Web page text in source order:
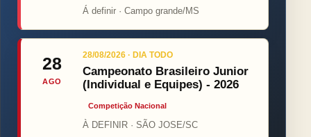
Á definir · Campo grande/MS
28
AGO
28/08/2026 · DIA TODO
Campeonato Brasileiro Junior
(Individual e Equipes) - 2026
Competição Nacional
À DEFINIR · SÃO JOSE/SC